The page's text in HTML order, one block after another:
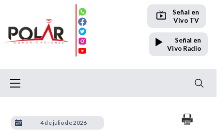
Señal en
Vivo TV
Señal en
Vivo Radio
4 de julio de 2026